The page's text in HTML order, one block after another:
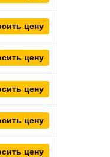
цену
цену
цену
цену
цену